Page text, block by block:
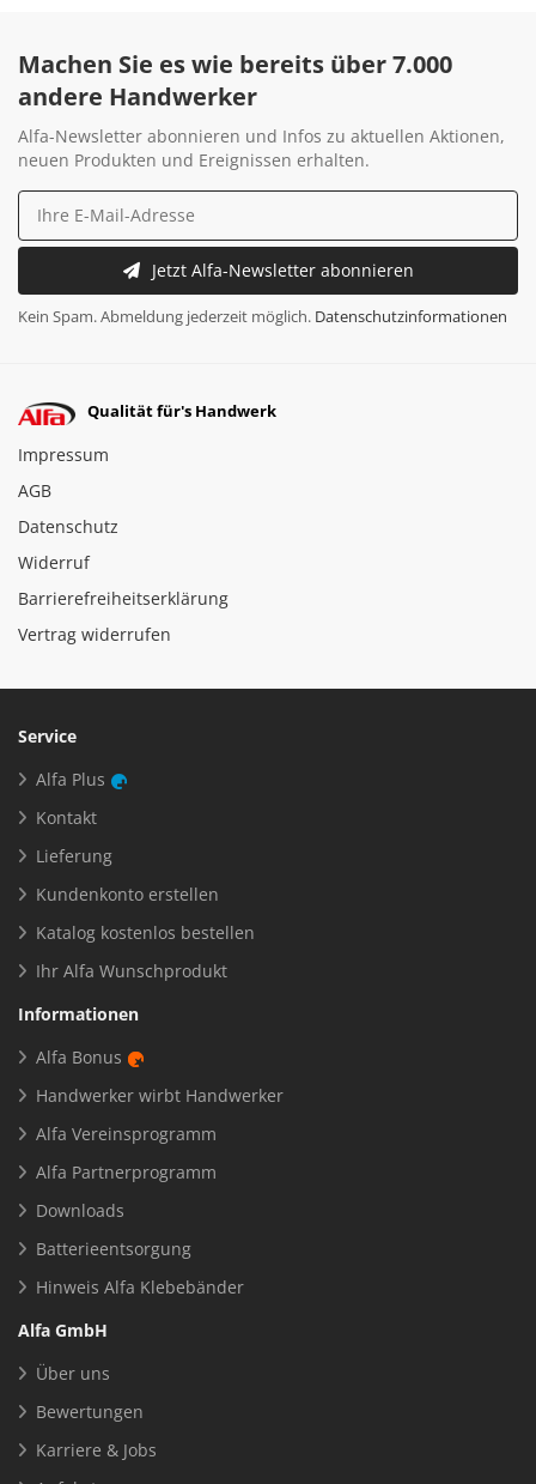
Machen Sie es wie bereits über 7.000
andere Handwerker
Alfa-Newsletter abonnieren und Infos zu aktuellen Aktionen,
neuen Produkten und Ereignissen erhalten.
Jetzt Alfa-Newsletter abonnieren
Kein Spam. Abmeldung jederzeit möglich. Datenschutzinformationen
Qualität für's Handwerk
Impressum
AGB
Datenschutz
Widerruf
Barrierefreiheitserklärung
Vertrag widerrufen
Service
Alfa Plus
Kontakt
Lieferung
Kundenkonto erstellen
Katalog kostenlos bestellen
Ihr Alfa Wunschprodukt
Informationen
Alfa Bonus
Handwerker wirbt Handwerker
Alfa Vereinsprogramm
Alfa Partnerprogramm
Downloads
Batterieentsorgung
Hinweis Alfa Klebebänder
Alfa GmbH
Über uns
Bewertungen
Karriere & Jobs